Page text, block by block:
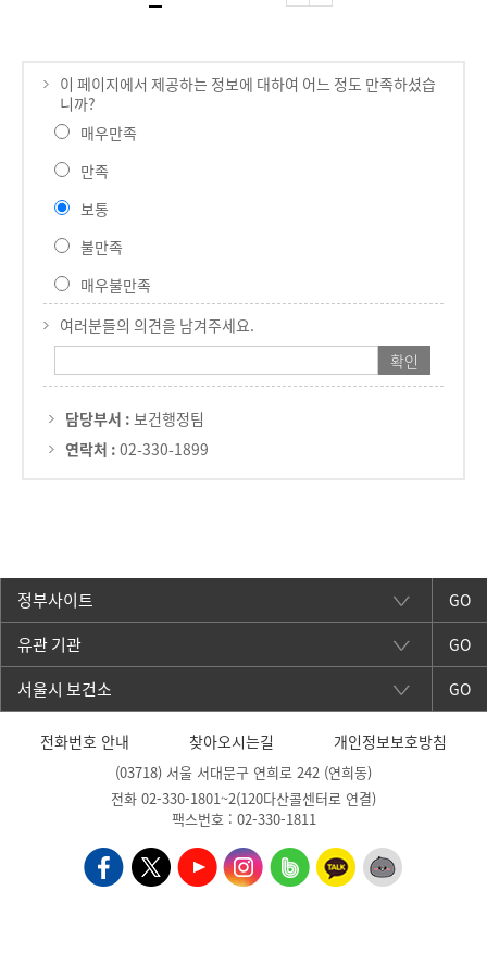
이 페이지에서 제공하는 정보에 대하여 어느 정도 만족하셨습
니까?
매우만족
만족
보통
불만족
매우불만족
여러분들의 의견을 남겨주세요.
담당부서 : 보건행정팀
연락처 : 02-330-1899
GO
GO
GO
전화번호 안내 찾아오시는길 개인정보보호방침
(03718) 서울 서대문구 연희로 242 (연희동)
전화 02-330-1801~2(120다산콜센터로 연결)
팩스번호 : 02-330-1811